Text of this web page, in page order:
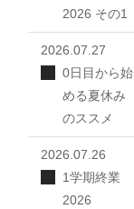
2026 その1
2026.07.27
0日目から始
める夏休み
のススメ
2026.07.26
1学期終業
2026